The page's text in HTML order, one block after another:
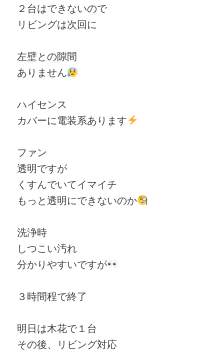
２台はできないので
リビングは次回に
左壁との隙間
ありません
ハイセンス
カバーに電装系あります
ファン
透明ですが
くすんでいてイマイチ
もっと透明にできないのか
洗浄時
しつこい汚れ
分かりやすいですが
３時間程で終了
明日は木花で１台
その後、リビング対応